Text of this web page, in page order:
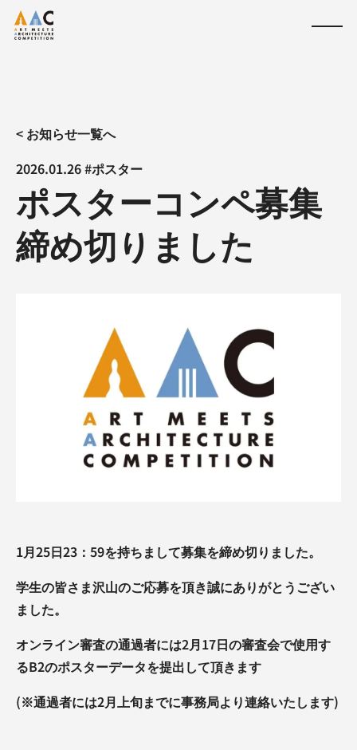
< お知らせ一覧へ
2026.01.26 #ポスター
ポスターコンペ募集
締め切りました
1月25日23：59を持ちまして募集を締め切りました。
学生の皆さま沢山のご応募を頂き誠にありがとうござい
ました。
オンライン審査の通過者には2月17日の審査会で使用す
るB2のポスターデータを提出して頂きます
(※通過者には2月上旬までに事務局より連絡いたします)